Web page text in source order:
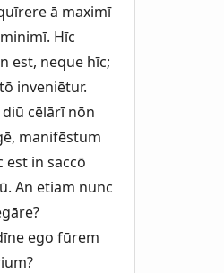
ā maximī
Hīc
est, neque hīc;
inveniētur.
cēlārī nōn
manifēstum
in saccō
An etiam nunc
ego fūrem